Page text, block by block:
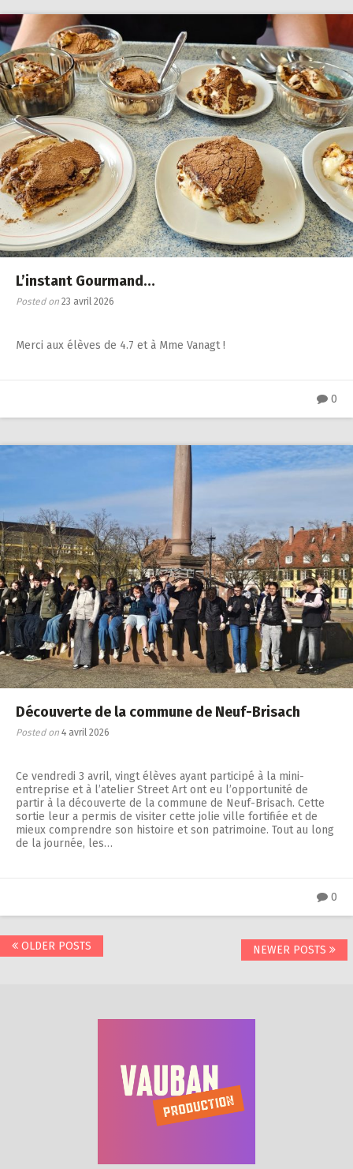
L’instant Gourmand…
Posted on 23 avril 2026
Merci aux élèves de 4.7 et à Mme Vanagt !
0
Découverte de la commune de Neuf-Brisach
Posted on 4 avril 2026
Ce vendredi 3 avril, vingt élèves ayant participé à la mini-
entreprise et à l’atelier Street Art ont eu l’opportunité de
partir à la découverte de la commune de Neuf-Brisach. Cette
sortie leur a permis de visiter cette jolie ville fortifiée et de
mieux comprendre son histoire et son patrimoine. Tout au long
de la journée, les…
0
Posts
navigation
OLDER POSTS NEWER POSTS